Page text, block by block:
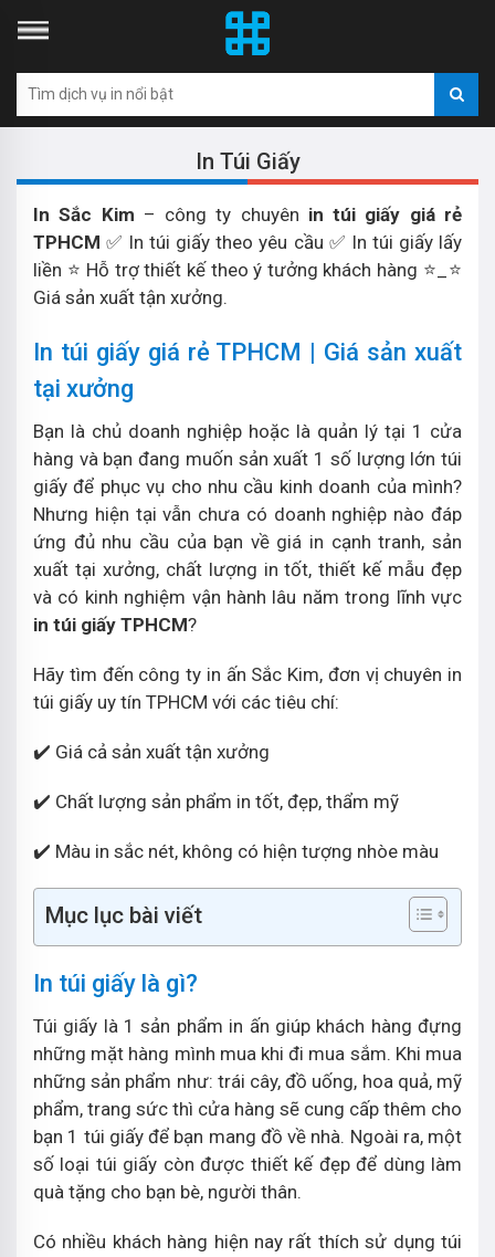
In Túi Giấy
In Sắc Kim – công ty chuyên in túi giấy giá rẻ
TPHCM ✅ In túi giấy theo yêu cầu ✅ In túi giấy lấy
liền ⭐ Hỗ trợ thiết kế theo ý tưởng khách hàng ⭐_⭐
Giá sản xuất tận xưởng.
In túi giấy giá rẻ TPHCM | Giá sản xuất
tại xưởng
Bạn là chủ doanh nghiệp hoặc là quản lý tại 1 cửa
hàng và bạn đang muốn sản xuất 1 số lượng lớn túi
giấy để phục vụ cho nhu cầu kinh doanh của mình?
Nhưng hiện tại vẫn chưa có doanh nghiệp nào đáp
ứng đủ nhu cầu của bạn về giá in cạnh tranh, sản
xuất tại xưởng, chất lượng in tốt, thiết kế mẫu đẹp
và có kinh nghiệm vận hành lâu năm trong lĩnh vực
in túi giấy TPHCM?
Hãy tìm đến công ty in ấn Sắc Kim, đơn vị chuyên in
túi giấy uy tín TPHCM với các tiêu chí:
✔️ Giá cả sản xuất tận xưởng
✔️ Chất lượng sản phẩm in tốt, đẹp, thẩm mỹ
✔️ Màu in sắc nét, không có hiện tượng nhòe màu
Mục lục bài viết
In túi giấy là gì?
Túi giấy là 1 sản phẩm in ấn giúp khách hàng đựng
những mặt hàng mình mua khi đi mua sắm. Khi mua
những sản phẩm như: trái cây, đồ uống, hoa quả, mỹ
phẩm, trang sức thì cửa hàng sẽ cung cấp thêm cho
bạn 1 túi giấy để bạn mang đồ về nhà. Ngoài ra, một
số loại túi giấy còn được thiết kế đẹp để dùng làm
quà tặng cho bạn bè, người thân.
Có nhiều khách hàng hiện nay rất thích sử dụng túi